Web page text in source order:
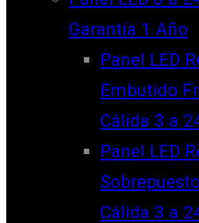
Garantía 1 Año
Panel LED
Embutido
Cálida 3 a
Panel LED
Cálida 3 a